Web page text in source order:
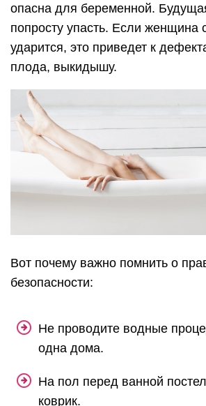
опасна для беременной.
попросту упасть. Если женщина
ударится, это приведет к
плода, выкидышу.
Вот почему важно помнить о
безопасности:
Не проводите водные
одна дома.
На пол перед ванной
коврик.